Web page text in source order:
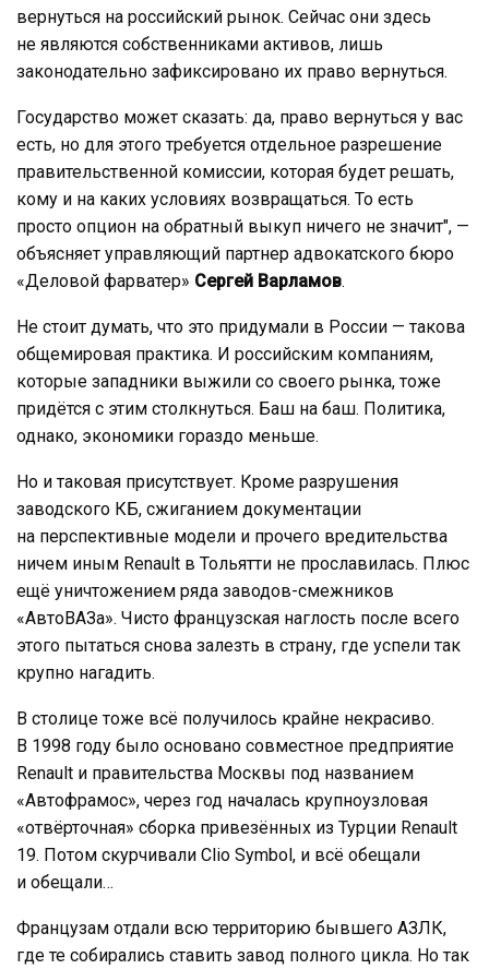
вернуться на российский рынок. Сейчас они здесь
не являются собственниками активов, лишь
законодательно зафиксировано их право вернуться.
Государство может сказать: да, право вернуться у вас
есть, но для этого требуется отдельное разрешение
правительственной комиссии, которая будет решать,
кому и на каких условиях возвращаться. То есть
просто опцион на обратный выкуп ничего не значит", —
объясняет управляющий партнер адвокатского бюро
«Деловой фарватер» Сергей Варламов.
Не стоит думать, что это придумали в России — такова
общемировая практика. И российским компаниям,
которые западники выжили со своего рынка, тоже
придётся с этим столкнуться. Баш на баш. Политика,
однако, экономики гораздо меньше.
Но и таковая присутствует. Кроме разрушения
заводского КБ, сжиганием документации
на перспективные модели и прочего вредительства
ничем иным Renault в Тольятти не прославилась. Плюс
ещё уничтожением ряда заводов-смежников
«АвтоВАЗа». Чисто французская наглость после всего
этого пытаться снова залезть в страну, где успели так
крупно нагадить.
В столице тоже всё получилось крайне некрасиво.
В 1998 году было основано совместное предприятие
Renault и правительства Москвы под названием
«Автофрамос», через год началась крупноузловая
«отвёрточная» сборка привезённых из Турции Renault
19. Потом скурчивали Clio Symbol, и всё обещали
и обещали…
Французам отдали всю территорию бывшего АЗЛК,
где те собирались ставить завод полного цикла. Но так